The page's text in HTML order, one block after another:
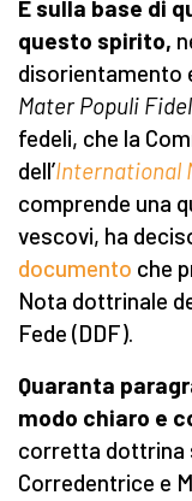
È sulla base di
questo spirito,
disorientamento
Mater Populi
fedeli, che la
dell’International
comprende una
vescovi, ha
documento che
Nota dottrinale
Fede (DDF).
Quaranta
modo chiaro e
corretta dottrina
Corredentrice e